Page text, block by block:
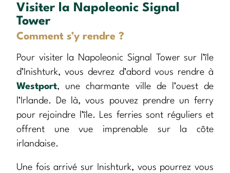
Visiter la Napoleonic Signal
Tower
Comment s’y rendre ?
Pour visiter la Napoleonic Signal Tower sur l’île
d’Inishturk, vous devrez d’abord vous rendre à
Westport, une charmante ville de l’ouest de
l’Irlande. De là, vous pouvez prendre un ferry
pour rejoindre l’île. Les ferries sont réguliers et
offrent une vue imprenable sur la côte
irlandaise.
Une fois arrivé sur Inishturk, vous pourrez vous